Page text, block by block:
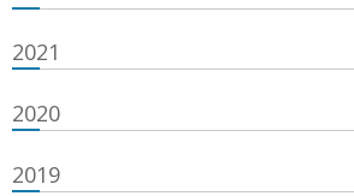
2021
2020
2019